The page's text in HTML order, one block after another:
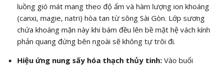
luồng gió mát mang theo độ ẩm và hàm lượng ion khoáng
(canxi, magie, natri) hòa tan từ sông Sài Gòn. Lớp sương
chứa khoáng mặn này khi bám đều lên bề mặt hệ vách kính
phản quang đứng bên ngoài sẽ không tự trôi đi.
Hiệu ứng nung sấy hóa thạch thủy tinh:Vào buổi